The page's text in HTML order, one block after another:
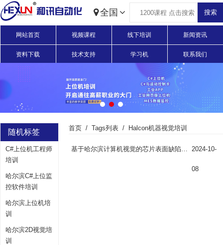
全国
网站首页 视频课程 线下培训 新闻资讯
资料下载 技术支持 学习机 联系我们
随机标签
C#上位机工程师
培训
哈尔滨C#上位监
控软件培训
哈尔滨上位机培
训
哈尔滨2D视觉培
训
首页 Tags列表 Halcon机器视觉培训
基于哈尔滨计算机视觉的芯片表面缺陷检测方案 2024-10-
08